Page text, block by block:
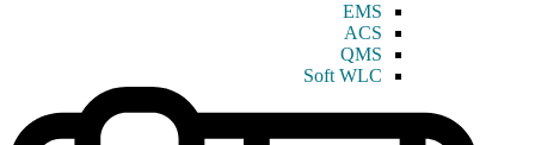
EMS
ACS
QMS
Soft WLC